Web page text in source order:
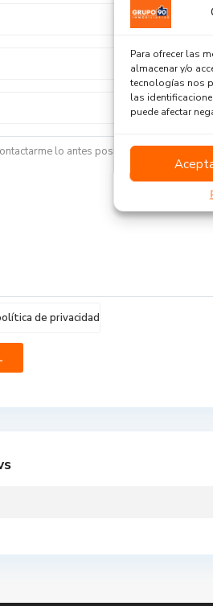
Para ofrecer las
almacenar y/o
tecnologías nos
las
puede afectar
de privacidad